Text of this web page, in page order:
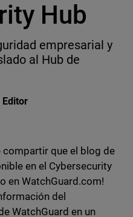
Hub
empresarial y
al Hub de
Editor
on Reddit
compartir que el blog de
en el Cybersecurity
en WatchGuard.com!
del
WatchGuard en un